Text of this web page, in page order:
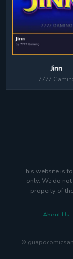
Jinn
7777
This website is
only. We do
property of
About Us
©